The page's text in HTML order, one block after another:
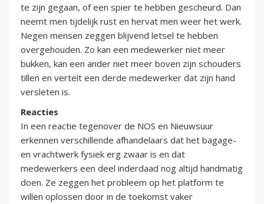
te zijn gegaan, of een spier te hebben gescheurd. Dan
neemt men tijdelijk rust en hervat men weer het werk.
Negen mensen zeggen blijvend letsel te hebben
overgehouden. Zo kan een medewerker niet meer
bukken, kan een ander niet meer boven zijn schouders
tillen en vertelt een derde medewerker dat zijn hand
versleten is.
Reacties
In een reactie tegenover de NOS en Nieuwsuur
erkennen verschillende afhandelaars dat het bagage-
en vrachtwerk fysiek erg zwaar is en dat
medewerkers een deel inderdaad nog altijd handmatig
doen. Ze zeggen het probleem op het platform te
willen oplossen door in de toekomst vaker